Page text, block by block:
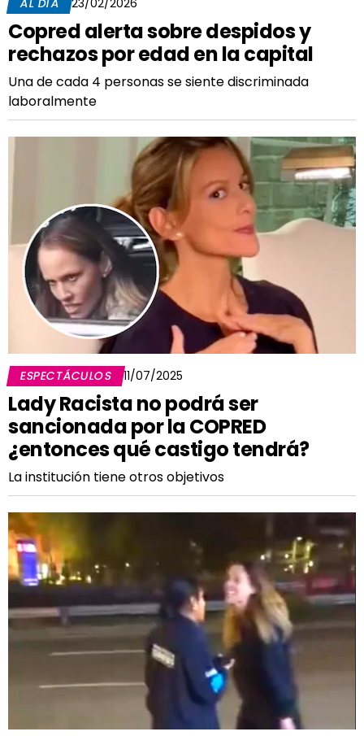
AL DÍA 23/02/2026
Copred alerta sobre despidos y
rechazos por edad en la capital
Una de cada 4 personas se siente discriminada
laboralmente
ESPECTÁCULOS 11/07/2025
Lady Racista no podrá ser
sancionada por la COPRED
¿entonces qué castigo tendrá?
La institución tiene otros objetivos